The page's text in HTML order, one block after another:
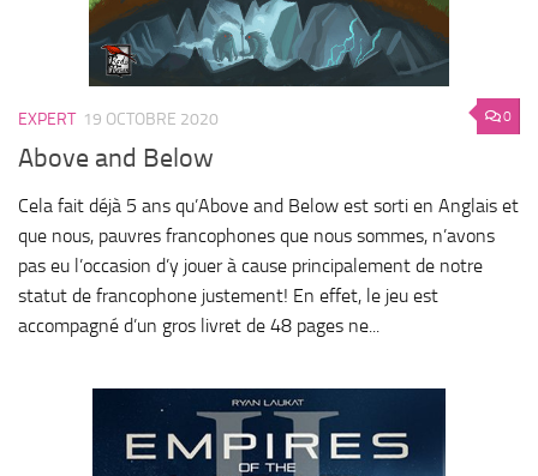
0
EXPERT 19 OCTOBRE 2020
Above and Below
Cela fait déjà 5 ans qu’Above and Below est sorti en Anglais et
que nous, pauvres francophones que nous sommes, n’avons
pas eu l’occasion d’y jouer à cause principalement de notre
statut de francophone justement! En effet, le jeu est
accompagné d’un gros livret de 48 pages ne...